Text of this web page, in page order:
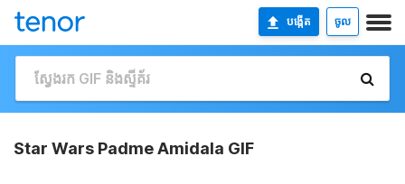
បង្កើត ចូល
Star Wars Padme Amidala GIF